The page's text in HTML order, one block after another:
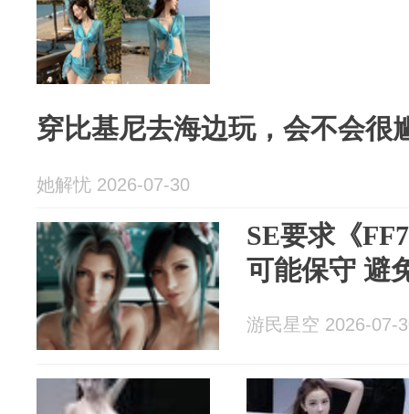
穿比基尼去海边玩，会不会很
她解忧 2026-07-30
SE要求《
可能保守 避
游民星空 2026-07-